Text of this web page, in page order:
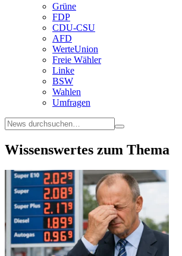
Grüne
FDP
CDU-CSU
AFD
WerteUnion
Freie Wähler
Linke
BSW
Wahlen
Umfragen
Wissenswertes zum Thema